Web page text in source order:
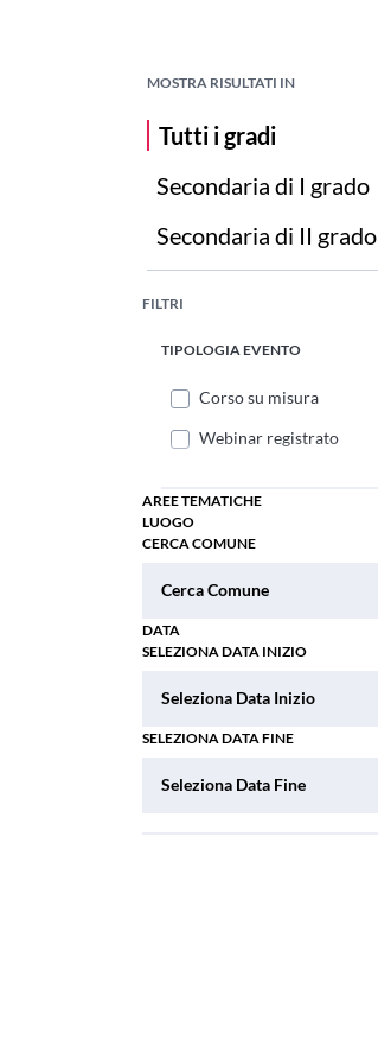
MOSTRA RISULTATI IN
Tutti i gradi
Secondaria di I grado
Secondaria di II grado
FILTRI
TIPOLOGIA EVENTO
Corso su misura
Webinar registrato
AREE TEMATICHE
LUOGO
CERCA COMUNE
DATA
SELEZIONA DATA INIZIO
SELEZIONA DATA FINE